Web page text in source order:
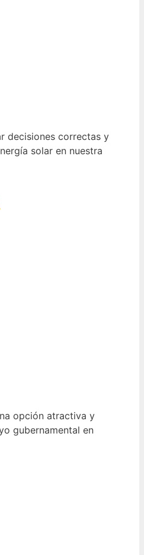
decisiones correctas y
solar en nuestra
opción atractiva y
gubernamental en